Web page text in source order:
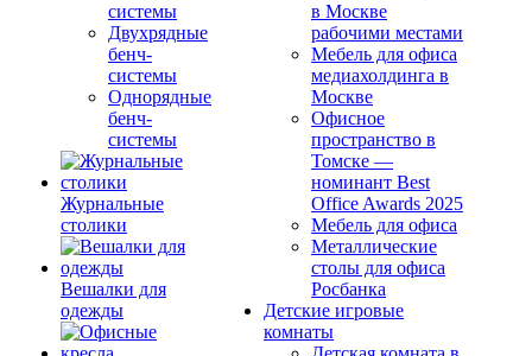
системы
Двухрядные
бенч-
системы
Однорядные
бенч-
системы
Журнальные
столики
Вешалки для
одежды
в Москве
рабочими местами
Мебель для офиса
медиахолдинга в
Москве
Офисное
пространство в
Томске —
номинант Best
Office Awards 2025
Мебель для офиса
Металлические
столы для офиса
Росбанка
Детские игровые
комнаты